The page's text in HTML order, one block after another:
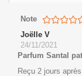
Note
Joëlle V
24/11/2021
Parfum Santal
Reçu 2 jours